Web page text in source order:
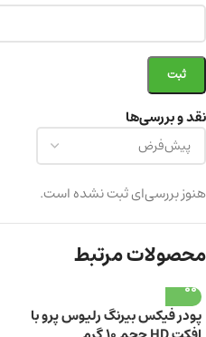
نقد و بررسی‌ها
هنوز بررسی‌ای ثبت نشده است.
محصولات مرتبط
پودر فیکس بیرنگ رلیوس پرو با